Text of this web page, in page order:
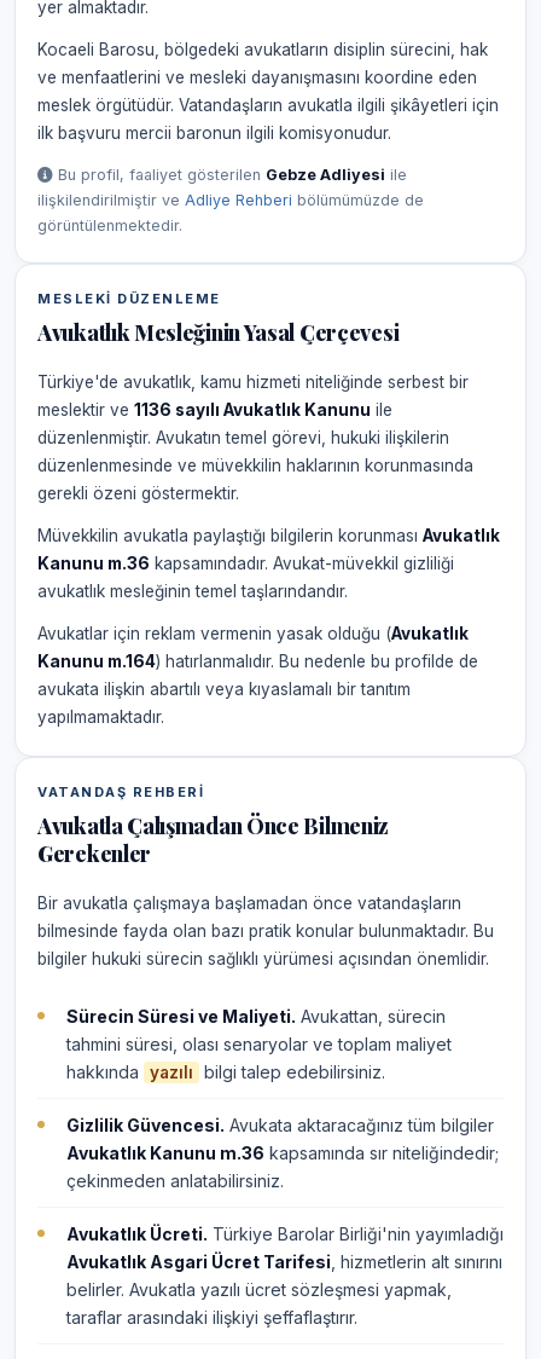
yer almaktadır.
Kocaeli Barosu, bölgedeki avukatların disiplin sürecini, hak
ve menfaatlerini ve mesleki dayanışmasını koordine eden
meslek örgütüdür. Vatandaşların avukatla ilgili şikâyetleri için
ilk başvuru mercii baronun ilgili komisyonudur.
Bu profil, faaliyet gösterilen Gebze Adliyesi ile
ilişkilendirilmiştir ve Adliye Rehberi bölümümüzde de
görüntülenmektedir.
MESLEKI DÜZENLEME
Avukatlık Mesleğinin Yasal Çerçevesi
Türkiye'de avukatlık, kamu hizmeti niteliğinde serbest bir
meslektir ve 1136 sayılı Avukatlık Kanunu ile
düzenlenmiştir. Avukatın temel görevi, hukuki ilişkilerin
düzenlenmesinde ve müvekkilin haklarının korunmasında
gerekli özeni göstermektir.
Müvekkilin avukatla paylaştığı bilgilerin korunması Avukatlık
Kanunu m.36 kapsamındadır. Avukat-müvekkil gizliliği
avukatlık mesleğinin temel taşlarındandır.
Avukatlar için reklam vermenin yasak olduğu (Avukatlık
Kanunu m.164) hatırlanmalıdır. Bu nedenle bu profilde de
avukata ilişkin abartılı veya kıyaslamalı bir tanıtım
yapılmamaktadır.
VATANDAŞ REHBERI
Avukatla Çalışmadan Önce Bilmeniz
Gerekenler
Bir avukatla çalışmaya başlamadan önce vatandaşların
bilmesinde fayda olan bazı pratik konular bulunmaktadır. Bu
bilgiler hukuki sürecin sağlıklı yürümesi açısından önemlidir.
Sürecin Süresi ve Maliyeti. Avukattan, sürecin
tahmini süresi, olası senaryolar ve toplam maliyet
hakkında
yazılı bilgi talep edebilirsiniz.
Gizlilik Güvencesi. Avukata aktaracağınız tüm bilgiler
Avukatlık Kanunu m.36 kapsamında sır niteliğindedir;
çekinmeden anlatabilirsiniz.
Avukatlık Ücreti. Türkiye Barolar Birliği'nin yayımladığı
Avukatlık Asgari Ücret Tarifesi , hizmetlerin alt sınırını
belirler. Avukatla yazılı ücret sözleşmesi yapmak,
taraflar arasındaki ilişkiyi şeffaflaştırır.